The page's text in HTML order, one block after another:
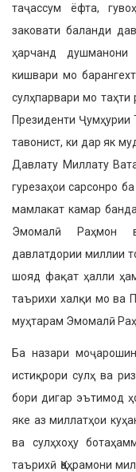
таҷассум ёфта,
заковати баланди
ҳарчанд
кишвари мо
сулҳпарвари мо
Президенти
тавонист, ки дар як
Давлату Миллату
гурезаҳои сарсонро
мамлакат камар
Эмомалӣ Раҳмон
давлатдории миллии
шояд фақат ҳалли
таърихи халқи мо ва
муҳтарам Эмомалӣ
Ба назари
истиқрори сулҳ ва
бори дигар эътимод
яке аз миллатҳои
ва сулҳхоҳу
таърихӣ Қаҳрамони